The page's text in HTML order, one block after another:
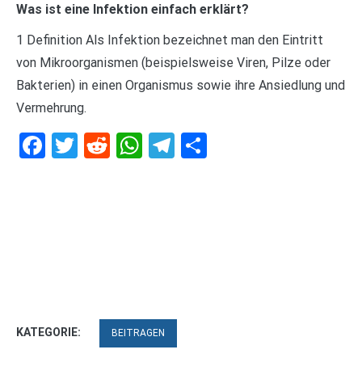
Was ist eine Infektion einfach erklärt?
1 Definition Als Infektion bezeichnet man den Eintritt
von Mikroorganismen (beispielsweise Viren, Pilze oder
Bakterien) in einen Organismus sowie ihre Ansiedlung und
Vermehrung.
Facebook
Twitter
RedditWhatsApp
Telegram
KATEGORIE: BEITRAGEN